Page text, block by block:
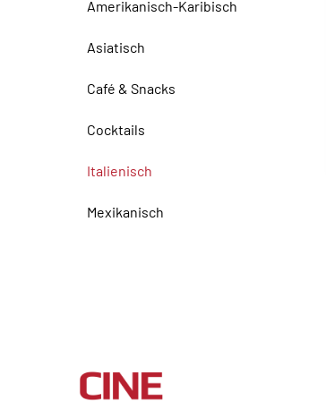
Amerikanisch-Karibisch
Asiatisch
Café & Snacks
Cocktails
Italienisch
Mexikanisch